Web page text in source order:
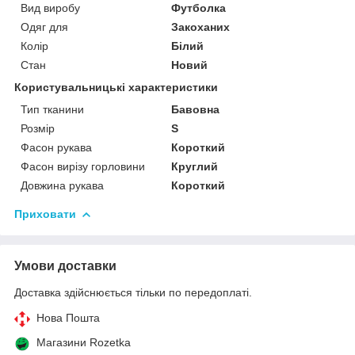
Вид виробу
Футболка
Одяг для
Закоханих
Колір
Білий
Стан
Новий
Користувальницькі характеристики
Тип тканини
Бавовна
Розмір
S
Фасон рукава
Короткий
Фасон вирізу горловини
Круглий
Довжина рукава
Короткий
Приховати
Умови доставки
Доставка здійснюється тільки по передоплаті.
Нова Пошта
Магазини Rozetka